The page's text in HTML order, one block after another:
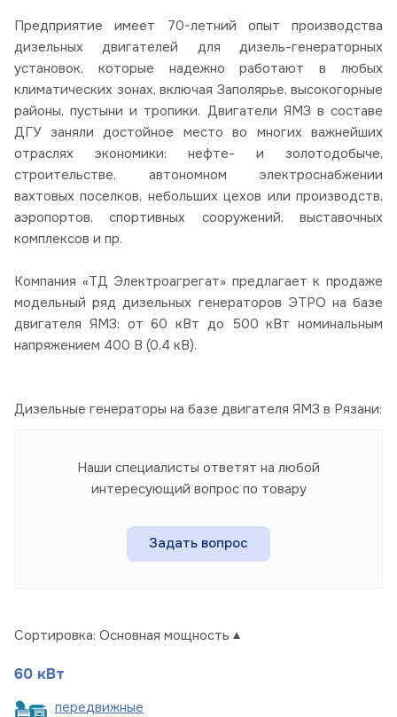
Предприятие имеет 70-летний опыт производства
дизельных двигателей для дизель-генераторных
установок, которые надежно работают в любых
климатических зонах, включая Заполярье, высокогорные
районы, пустыни и тропики. Двигатели ЯМЗ в составе
ДГУ заняли достойное место во многих важнейших
отраслях экономики: нефте- и золотодобыче,
строительстве, автономном электроснабжении
вахтовых поселков, небольших цехов или производств,
аэропортов, спортивных сооружений, выставочных
комплексов и пр.
Компания «ТД Электроагрегат» предлагает к продаже
модельный ряд дизельных генераторов ЭТРО на базе
двигателя ЯМЗ: от 60 кВт до 500 кВт номинальным
напряжением 400 В (0,4 кВ).
Дизельные генераторы на базе двигателя ЯМЗ в Рязани:
Наши специалисты ответят на любой
интересующий вопрос по товару
Задать вопрос
Сортировка: Основная мощность
60 кВт
передвижные